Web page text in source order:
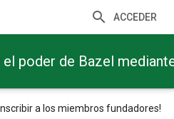
ACCEDER
el poder de Bazel
a los miembros fundadores!